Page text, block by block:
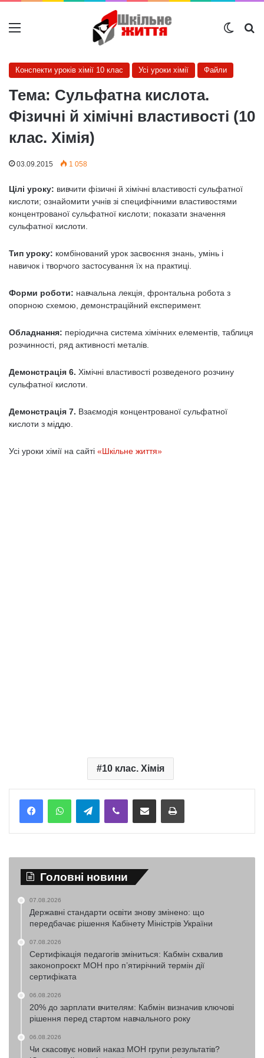
Меню
Конспекти уроків хімії 10 клас Усі уроки хімії Файли
Тема: Сульфатна кислота.
Фізичні й хімічні властивості (10
клас. Хімія)
03.09.2015 1 058
Цілі уроку: вивчити фізичні й хімічні властивості сульфатної
кислоти; ознайомити учнів зі специфічними властивостями
концентрованої сульфатної кислоти; показати значення
сульфатної кислоти.
Тип уроку: комбінований урок засвоєння знань, умінь і
навичок і творчого застосування їх на практиці.
Форми роботи: навчальна лекція, фронтальна робота з
опорною схемою, демонстраційний експеримент.
Обладнання: періодична система хімічних елементів, таблиця
розчинності, ряд активності металів.
Демонстрація 6. Хімічні властивості розведеного розчину
сульфатної кислоти.
Демонстрація 7. Взаємодія концентрованої сульфатної
кислоти з міддю.
Усі уроки хімії на сайті «Шкільне життя»
10 клас. Хімія
TelegramViber Надіслати електронною поштоюНадрукувати
Головні новини
07.08.2026
Державні стандарти освіти знову змінено: що
передбачає рішення Кабінету Міністрів України
07.08.2026
Сертифікація педагогів зміниться: Кабмін схвалив
законопроєкт МОН про п’ятирічний термін дії
сертифіката
06.08.2026
20% до зарплати вчителям: Кабмін визначив ключові
рішення перед стартом навчального року
06.08.2026
Чи скасовує новий наказ МОН групи результатів?